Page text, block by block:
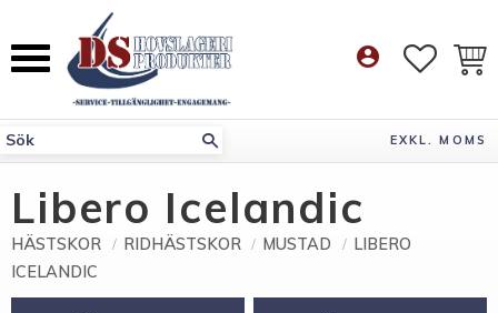
Meny account_circle
EXKL. MOMS
Libero Icelandic
HÄSTSKOR RIDHÄSTSKOR MUSTAD
LIBERO
ICELANDIC